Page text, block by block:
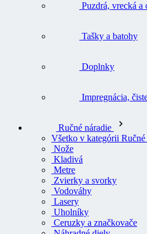
Puzdrá, vrecká a
Tašky a batohy
Doplnky
Impregnácia,
Ručné náradie
Všetko v kategórii Ručné
Nože
Kladivá
Metre
Zvierky a svorky
Vodováhy
Lasery
Uholníky
Ceruzky a značkovače